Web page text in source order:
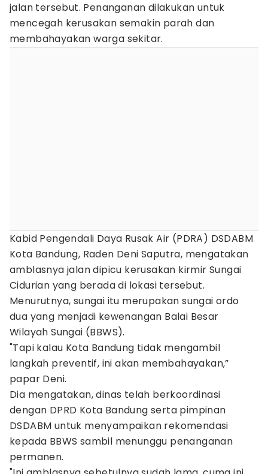
jalan tersebut. Penanganan dilakukan untuk
mencegah kerusakan semakin parah dan
membahayakan warga sekitar.
Kabid Pengendali Daya Rusak Air (PDRA) DSDABM
Kota Bandung, Raden Deni Saputra, mengatakan
amblasnya jalan dipicu kerusakan kirmir Sungai
Cidurian yang berada di lokasi tersebut.
Menurutnya, sungai itu merupakan sungai ordo
dua yang menjadi kewenangan Balai Besar
Wilayah Sungai (BBWS).
"Tapi kalau Kota Bandung tidak mengambil
langkah preventif, ini akan membahayakan,”
papar Deni.
Dia mengatakan, dinas telah berkoordinasi
dengan DPRD Kota Bandung serta pimpinan
DSDABM untuk menyampaikan rekomendasi
kepada BBWS sambil menunggu penanganan
permanen.